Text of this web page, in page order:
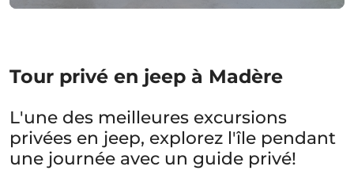
Tour privé en jeep à Madère
L'une des meilleures excursions
privées en jeep, explorez l'île pendant
une journée avec un guide privé!